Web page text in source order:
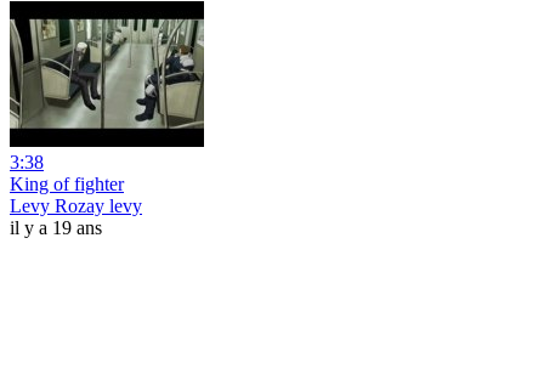
3:38
King of fighter
Levy Rozay levy
il y a 19 ans